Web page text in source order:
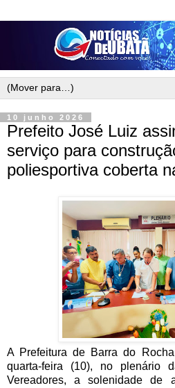
10 junho 2026
Prefeito José Luiz
serviço para
poliesportiva coberta
A Prefeitura de Barra do
quarta-feira (10), no plenário
Vereadores, a solenidade de